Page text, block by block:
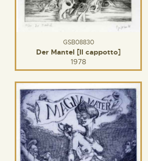
GSB08830
Der Mantel [Il cappotto]
1978